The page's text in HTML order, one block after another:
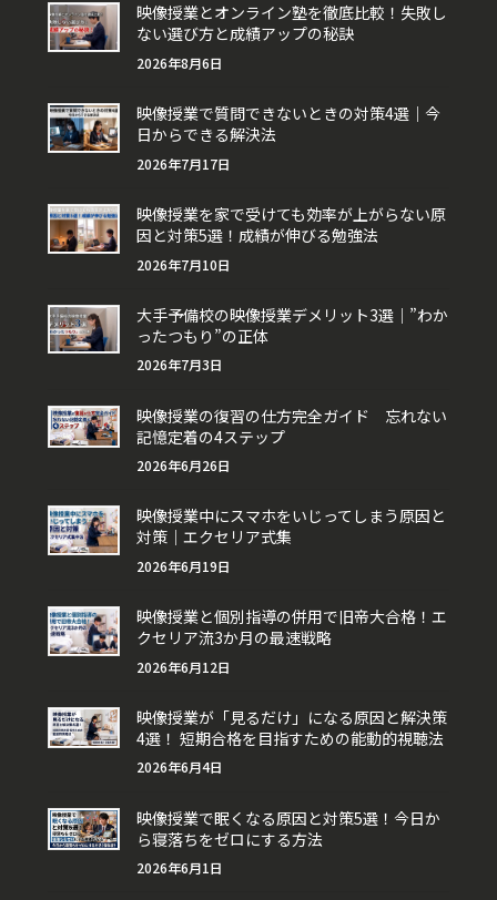
映像授業とオンライン塾を徹底比較！失敗し
ない選び方と成績アップの秘訣
2026年8月6日
映像授業で質問できないときの対策4選｜今
日からできる解決法
2026年7月17日
映像授業を家で受けても効率が上がらない原
因と対策5選！成績が伸びる勉強法
2026年7月10日
大手予備校の映像授業デメリット3選｜”わか
ったつもり”の正体
2026年7月3日
映像授業の復習の仕方完全ガイド 忘れない
記憶定着の4ステップ
2026年6月26日
映像授業中にスマホをいじってしまう原因と
対策｜エクセリア式集
2026年6月19日
映像授業と個別指導の併用で旧帝大合格！エ
クセリア流3か月の最速戦略
2026年6月12日
映像授業が「見るだけ」になる原因と解決策
4選！ 短期合格を目指すための能動的視聴法
2026年6月4日
映像授業で眠くなる原因と対策5選！今日か
ら寝落ちをゼロにする方法
2026年6月1日